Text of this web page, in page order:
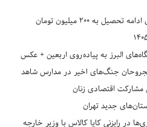
به ۲۰۰ میلیون تومان
البرز به پیاده‌روی اربعین + عکس
جنگ‌های اخیر در مدارس شاهد
مشارکت اقتصادی زنان
جدید تهران
در رایزنی کایا کالاس با وزیر خارجه